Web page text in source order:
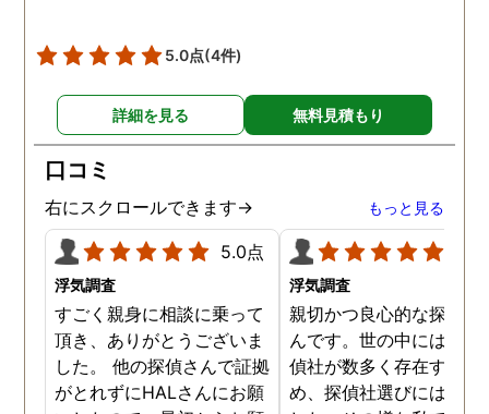
5.0点(4件)
詳細を見る 無料見積もり
口コミ
右にスクロールできます→ もっと見る
5.0点
浮気調査
すごく親身に相談に乗って
頂き、ありがとうございま
した。 他の探偵さんで証拠
がとれずにHALさんにお願
浮気調査
親切かつ良心的な探偵社
んです。世の中には詐欺
偵社が数多く存在するた
め、探偵社選びには慎重